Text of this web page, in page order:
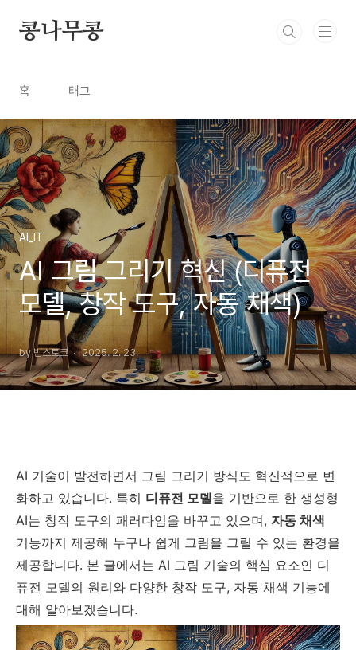
콩나무콩
홈 태그
AI_IT
AI 그림 그리기 혁신 (디퓨전
모델, 창작 도구, 자동 채색)
by 빈스토크 2025. 2. 23.
AI 기술이 발전하면서 그림 그리기 방식도 혁신적으로 변
화하고 있습니다. 특히 디퓨전 모델을 기반으로 한 생성형
AI는 창작 도구의 패러다임을 바꾸고 있으며, 자동 채색
기능까지 제공해 누구나 쉽게 그림을 그릴 수 있는 환경을
제공합니다. 본 글에서는 AI 그림 기술의 핵심 요소인 디
퓨전 모델의 원리와 다양한 창작 도구, 자동 채색 기능에
대해 알아보겠습니다.